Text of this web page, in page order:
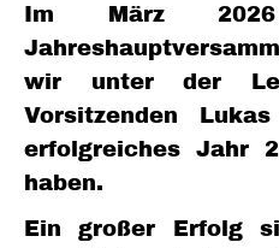
Im März
wir unter der
Vorsitzenden
erfolgreiches Jahr
haben.
Ein großer Erfolg